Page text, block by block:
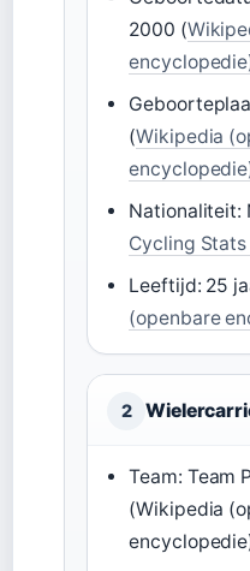
2000 (
(Wikipedia
Nationaliteit:
Cycling
Leeftijd: 25
(openbare
2
Team: Team
(Wikipedia